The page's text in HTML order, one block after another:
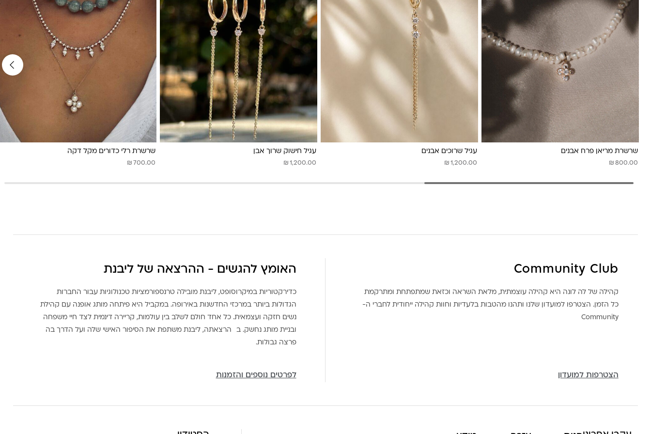
שרשרת מריאן פרח אבנים
₪ 800.00
עגיל שרוכים אבנים
₪ 1,200.00
עגיל חישוק שרוך אבן
₪ 1,200.00
שרשרת רלי כדורים מקל דקה
₪ 700.00
Community Club
קהילה של לה לונה היא קהילה עוצמתית, מלאת השראה וכזאת שמתפתחת ומתרקמת
כל הזמן. הצטרפו למועדון שלנו ותהנו מהטבות בלעדיות וחוות קהילה ייחודית לחברי ה-
Community
הצטרפות למועדון
האומץ להגשים - ההרצאה של ליבנת
כדירקטוריות במיקרוסופט, ליבנת מובילה טרנספורמציות טכנולוגיות עבור החברות
הגדולות ביותר במרכזי החדשנות באירופה. במקביל היא פיתחה מותג אופנה עם קהילת
נשים חזקה ועצמאית. כל אחד חולם לשלב בין עולמות, קריירה דינמית לצד חיי משפחה
ובניית מותג נחשק. ב הרצאתה, ליבנת משתפת את הסיפור האישי שלה ועל הדרך בה
פרצה גבולות.
לפרטים נוספים והזמנות